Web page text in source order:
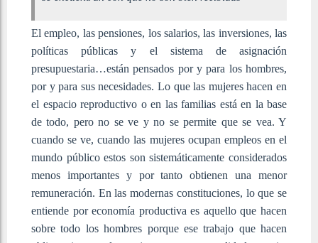
El empleo, las pensiones, los salarios, las inversiones, las
políticas públicas y el sistema de asignación
presupuestaria…están pensados por y para los hombres,
por y para sus necesidades. Lo que las mujeres hacen en
el espacio reproductivo o en las familias está en la base
de todo, pero no se ve y no se permite que se vea. Y
cuando se ve, cuando las mujeres ocupan empleos en el
mundo público estos son sistemáticamente considerados
menos importantes y por tanto obtienen una menor
remuneración. En las modernas constituciones, lo que se
entiende por economía productiva es aquello que hacen
sobre todo los hombres porque ese trabajo que hacen